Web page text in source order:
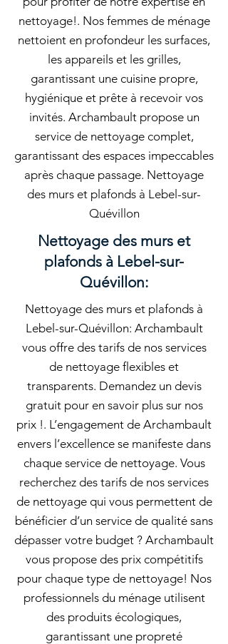
nettoyage!. Nos femmes de ménage
nettoient en profondeur les surfaces,
les appareils et les grilles,
garantissant une cuisine propre,
hygiénique et prête à recevoir vos
invités. Archambault propose un
service de nettoyage complet,
garantissant des espaces impeccables
après chaque passage. Nettoyage
des murs et plafonds à Lebel-sur-
Quévillon
Nettoyage des murs et
plafonds à Lebel-sur-
Quévillon:
Nettoyage des murs et plafonds à
Lebel-sur-Quévillon: Archambault
vous offre des tarifs de nos services
de nettoyage flexibles et
transparents. Demandez un devis
gratuit pour en savoir plus sur nos
prix !. L’engagement de Archambault
envers l’excellence se manifeste dans
chaque service de nettoyage. Vous
recherchez des tarifs de nos services
de nettoyage qui vous permettent de
bénéficier d’un service de qualité sans
dépasser votre budget ? Archambault
vous propose des prix compétitifs
pour chaque type de nettoyage! Nos
professionnels du ménage utilisent
des produits écologiques,
garantissant une propreté